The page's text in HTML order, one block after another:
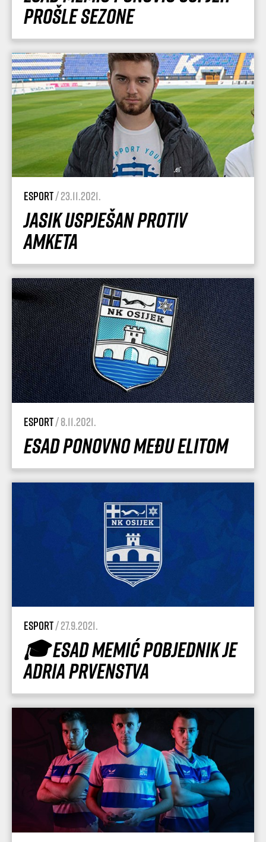
prošle sezone
esport/ 23.11.2021.
Jasik uspješan protiv
Amketa
esport/ 8.11.2021.
Esad ponovno među elitom
esport/ 27.9.2021.
🎓 Esad Memić pobjednik je
Adria Prvenstva